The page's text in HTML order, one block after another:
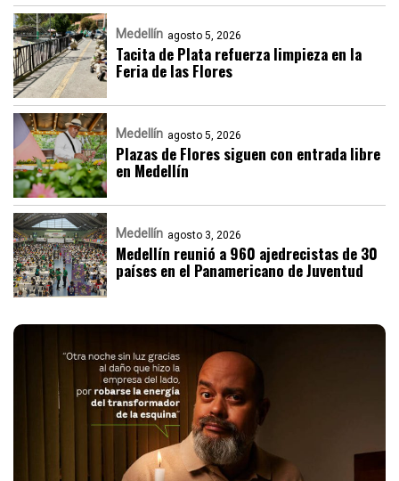
Medellín agosto 5, 2026
Tacita de Plata refuerza limpieza en la
Feria de las Flores
Medellín agosto 5, 2026
Plazas de Flores siguen con entrada libre
en Medellín
Medellín agosto 3, 2026
Medellín reunió a 960 ajedrecistas de 30
países en el Panamericano de Juventud